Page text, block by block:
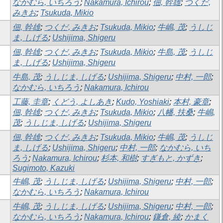
なかむら, いちろう ; Nakamura, Ichirou; 佃, 幹雄; つくだ,
みきお; Tsukuda, Mikio
佃, 幹雄; つくだ, みきお; Tsukuda, Mikio; 牛嶋, 茂; うしじ
ま, しげる; Ushijima, Shigeru
佃, 幹雄; つくだ, みきお; Tsukuda, Mikio; 牛島, 茂; うしじ
ま, しげる; Ushijima, Shigeru
牛島, 茂; うしじま, しげる; Ushijima, Shigeru; 中村, 一郎;
なかむら, いちろう ; Nakamura, Ichirou
工藤, 圭章; くどう, よしあき; Kudo, Yoshiaki; 本村, 豪章;
佃, 幹雄; つくだ, みきお; Tsukuda, Mikio; 八幡, 扶桑; 牛嶋,
茂; うしじま, しげる; Ushijima, Shigeru
佃, 幹雄; つくだ, みきお; Tsukuda, Mikio; 牛嶋, 茂; うしじ
ま, しげる; Ushijima, Shigeru; 中村, 一郎; なかむら, いち
ろう ; Nakamura, Ichirou; 杉本, 和樹; すぎもと, かずき;
Sugimoto, Kazuki
牛嶋, 茂; うしじま, しげる; Ushijima, Shigeru; 中村, 一郎;
なかむら, いちろう ; Nakamura, Ichirou
牛嶋, 茂; うしじま, しげる; Ushijima, Shigeru; 中村, 一郎;
なかむら, いちろう ; Nakamura, Ichirou; 鎌倉, 綾; かまく